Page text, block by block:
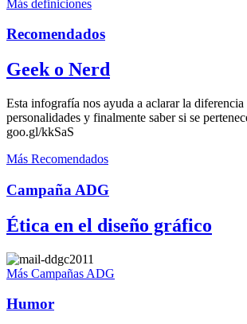
Más definiciones
Recomendados
Geek o Nerd
Esta infografía nos ayuda a aclarar la diferencia
personalidades y finalmente saber si se
goo.gl/kkSaS
Más Recomendados
Campaña ADG
Ética en el diseño gráfico
Más Campañas ADG
Humor